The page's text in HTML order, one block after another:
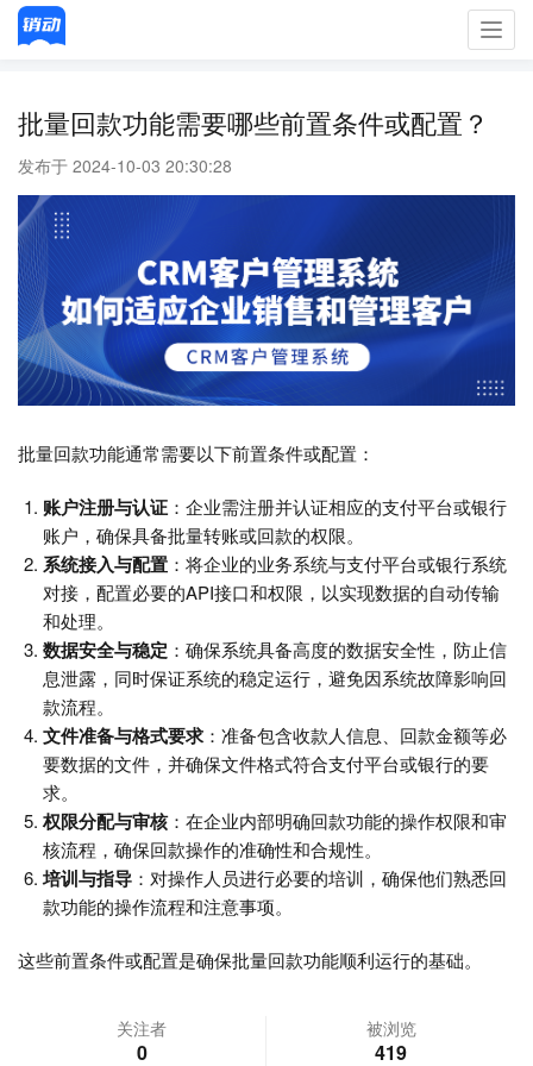
批量回款功能需要哪些前置条件或配置？
发布于 2024-10-03 20:30:28
批量回款功能通常需要以下前置条件或配置：
账户注册与认证 ：企业需注册并认证相应的支付平台或银行
账户，确保具备批量转账或回款的权限。
系统接入与配置 ：将企业的业务系统与支付平台或银行系统
对接，配置必要的API接口和权限，以实现数据的自动传输
和处理。
数据安全与稳定 ：确保系统具备高度的数据安全性，防止信
息泄露，同时保证系统的稳定运行，避免因系统故障影响回
款流程。
文件准备与格式要求：准备包含收款人信息、回款金额等必
要数据的文件，并确保文件格式符合支付平台或银行的要
求。
权限分配与审核：在企业内部明确回款功能的操作权限和审
核流程，确保回款操作的准确性和合规性。
培训与指导 ：对操作人员进行必要的培训，确保他们熟悉回
款功能的操作流程和注意事项。
这些前置条件或配置是确保批量回款功能顺利运行的基础。
关注者
0
被浏览
419